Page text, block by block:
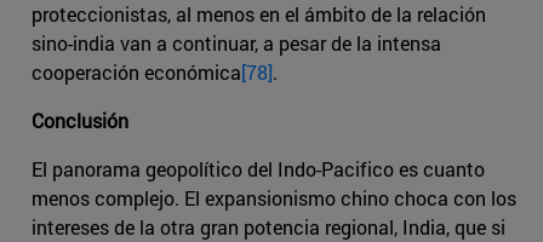
proteccionistas, al menos en el ámbito de la relación
sino-india van a continuar, a pesar de la intensa
cooperación económica[78].
Conclusión
El panorama geopolítico del Indo-Pacifico es cuanto
menos complejo. El expansionismo chino choca con los
intereses de la otra gran potencia regional, India, que si